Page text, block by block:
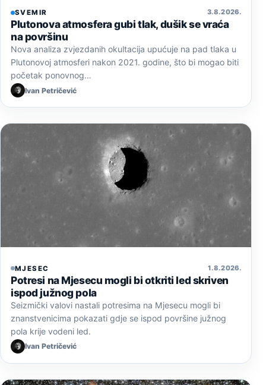
SVEMIR 3. 8. 2026.
Plutonova atmosfera gubi tlak, dušik se vraća
na površinu
Nova analiza zvjezdanih okultacija upućuje na pad tlaka u
Plutonovoj atmosferi nakon 2021. godine, što bi mogao biti
početak ponovnog…
Ivan Petričević
MJESEC 1. 8. 2026.
Potresi na Mjesecu mogli bi otkriti led skriven
ispod južnog pola
Seizmički valovi nastali potresima na Mjesecu mogli bi
znanstvenicima pokazati gdje se ispod površine južnog
pola krije vodeni led.
Ivan Petričević